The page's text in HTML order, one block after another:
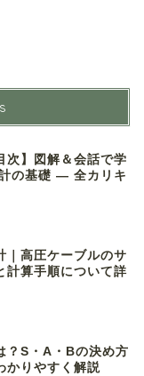
次】図解＆会話で学
の基礎 ― 全カリキ
｜高圧ケーブルのサ
計算手順について詳
？S・A・Bの決め方
かりやすく解説